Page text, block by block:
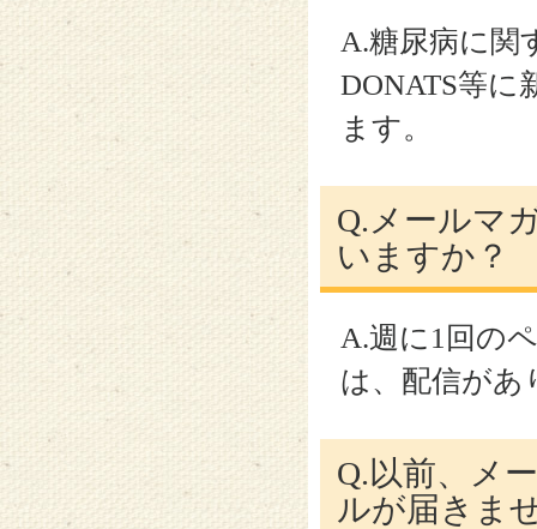
A.糖尿病に関
DONATS等
ます。
Q.メールマ
いますか？
A.週に1回の
は、配信があ
Q.以前、メ
ルが届きま